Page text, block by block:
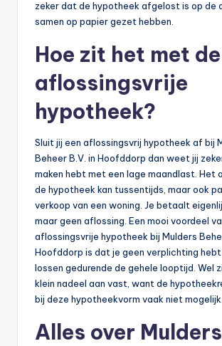
zeker dat de hypotheek afgelost is op de
samen op papier gezet hebben.
Hoe zit het met de
aflossingsvrije
hypotheek?
Sluit jij een aflossingsvrij hypotheek af bij
Beheer B.V. in Hoofddorp dan weet jij
maken hebt met een lage maandlast. Het
de hypotheek kan tussentijds, maar ook
verkoop van een woning. Je betaalt
maar geen aflossing. Een mooi voordeel
aflossingsvrije hypotheek bij Mulders
Hoofddorp is dat je geen verplichting
lossen gedurende de gehele looptijd. Wel
klein nadeel aan vast, want de
bij deze hypotheekvorm vaak niet mogelijk.
Alles over Mulders